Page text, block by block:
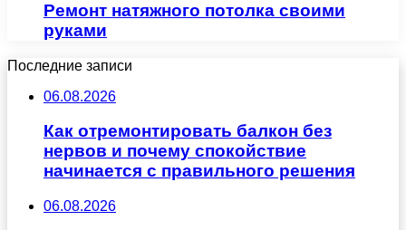
Ремонт натяжного потолка своими
руками
Последние записи
06.08.2026
Как отремонтировать балкон без
нервов и почему спокойствие
начинается с правильного решения
06.08.2026